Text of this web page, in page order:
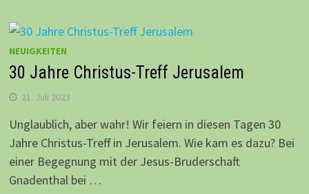
NEUIGKEITEN
30 Jahre Christus-Treff Jerusalem
21. Juli 2023
Unglaublich, aber wahr! Wir feiern in diesen Tagen 30
Jahre Christus-Treff in Jerusalem. Wie kam es dazu? Bei
einer Begegnung mit der Jesus-Bruderschaft
Gnadenthal bei …